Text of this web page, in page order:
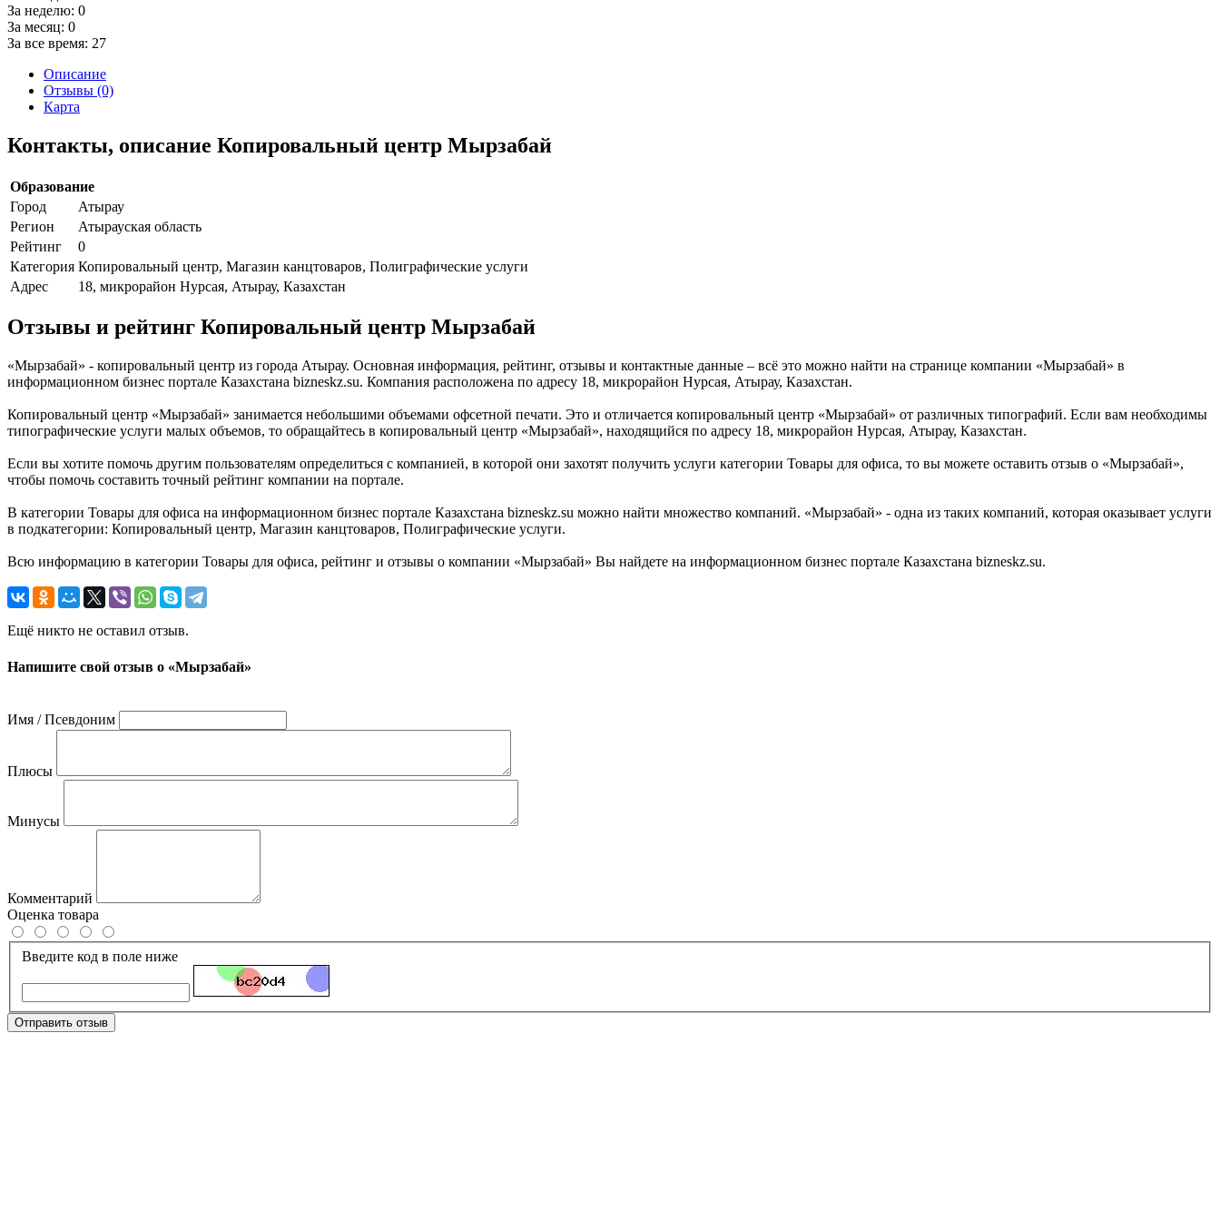
За неделю: 0
За месяц: 0
За все время: 27
Описание
Отзывы (0)
Карта
Контакты, описание Копировальный центр Мырзабай
Образование
Город
Атырау
Регион
Атырауская область
Рейтинг
0
Категория Копировальный центр, Магазин канцтоваров, Полиграфические услуги
Адрес
18, микрорайон Нурсая, Атырау, Казахстан
Отзывы и рейтинг Копировальный центр Мырзабай
«Мырзабай» - копировальный центр из города Атырау. Основная информация, рейтинг, отзывы и контактные данные – всё это можно найти на странице компании «Мырзабай» в
информационном бизнес портале Казахстана bizneskz.su. Компания расположена по адресу 18, микрорайон Нурсая, Атырау, Казахстан.
Копировальный центр «Мырзабай» занимается небольшими объемами офсетной печати. Это и отличается копировальный центр «Мырзабай» от различных типографий. Если вам необходимы
типографические услуги малых объемов, то обращайтесь в копировальный центр «Мырзабай», находящийся по адресу 18, микрорайон Нурсая, Атырау, Казахстан.
Если вы хотите помочь другим пользователям определиться с компанией, в которой они захотят получить услуги категории Товары для офиса, то вы можете оставить отзыв о «Мырзабай»,
чтобы помочь составить точный рейтинг компании на портале.
В категории Товары для офиса на информационном бизнес портале Казахстана bizneskz.su можно найти множество компаний. «Мырзабай» - одна из таких компаний, которая оказывает услуги
в подкатегории: Копировальный центр, Магазин канцтоваров, Полиграфические услуги.
Всю информацию в категории Товары для офиса, рейтинг и отзывы о компании «Мырзабай» Вы найдете на информационном бизнес портале Казахстана bizneskz.su.
Ещё никто не оставил отзыв.
Напишите свой отзыв о «Мырзабай»
Имя / Псевдоним
Плюсы
Минусы
Комментарий
Оценка товара
Введите код в поле ниже
Отправить отзыв